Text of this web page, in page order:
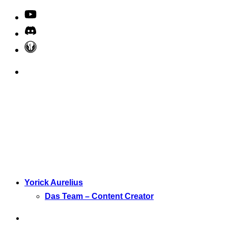
Yorick Aurelius
Das Team – Content Creator